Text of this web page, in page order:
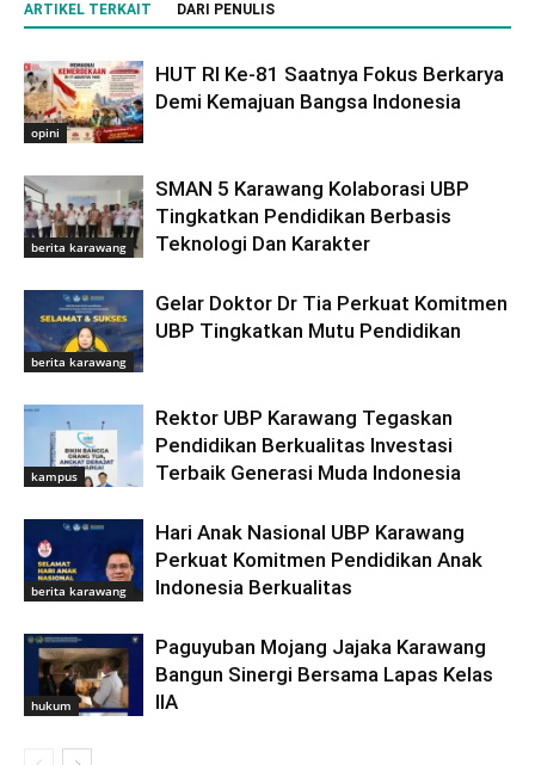
ARTIKEL TERKAIT DARI PENULIS
opini
HUT RI Ke-81 Saatnya Fokus Berkarya
Demi Kemajuan Bangsa Indonesia
berita karawang
SMAN 5 Karawang Kolaborasi UBP
Tingkatkan Pendidikan Berbasis
Teknologi Dan Karakter
berita karawang
Gelar Doktor Dr Tia Perkuat Komitmen
UBP Tingkatkan Mutu Pendidikan
kampus
Rektor UBP Karawang Tegaskan
Pendidikan Berkualitas Investasi
Terbaik Generasi Muda Indonesia
berita karawang
Hari Anak Nasional UBP Karawang
Perkuat Komitmen Pendidikan Anak
Indonesia Berkualitas
hukum
Paguyuban Mojang Jajaka Karawang
Bangun Sinergi Bersama Lapas Kelas
IIA